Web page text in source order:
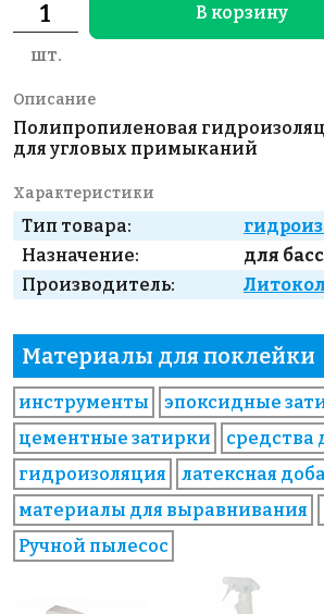
шт.
В корзину
Описание
Полипропиленовая
для угловых примыканий
Характеристики
Тип товара:
Назначение:
для
Производитель:
Литокол
Материалы для поклейки
инструменты эпоксидные
цементные затирки
средства
гидроизоляция
латексная
материалы для выравнивания
Ручной пылесос